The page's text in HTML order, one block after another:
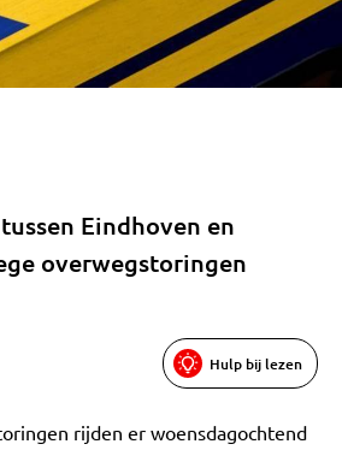
Eindhoven en
overwegstoringen
Hulp bij lezen
rijden er woensdagochtend